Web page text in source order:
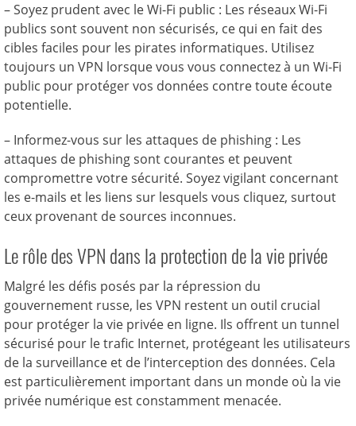
– Soyez prudent avec le Wi-Fi public : Les réseaux Wi-Fi
publics sont souvent non sécurisés, ce qui en fait des
cibles faciles pour les pirates informatiques. Utilisez
toujours un VPN lorsque vous vous connectez à un Wi-Fi
public pour protéger vos données contre toute écoute
potentielle.
– Informez-vous sur les attaques de phishing : Les
attaques de phishing sont courantes et peuvent
compromettre votre sécurité. Soyez vigilant concernant
les e-mails et les liens sur lesquels vous cliquez, surtout
ceux provenant de sources inconnues.
Le rôle des VPN dans la protection de la vie privée
Malgré les défis posés par la répression du
gouvernement russe, les VPN restent un outil crucial
pour protéger la vie privée en ligne. Ils offrent un tunnel
sécurisé pour le trafic Internet, protégeant les utilisateurs
de la surveillance et de l’interception des données. Cela
est particulièrement important dans un monde où la vie
privée numérique est constamment menacée.